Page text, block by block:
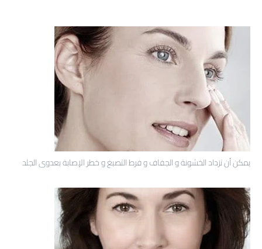
يمكن أن تزداد الخشونة و الجفاف و فرط التصبغ و خطر الإصابة بعدوى الجلد